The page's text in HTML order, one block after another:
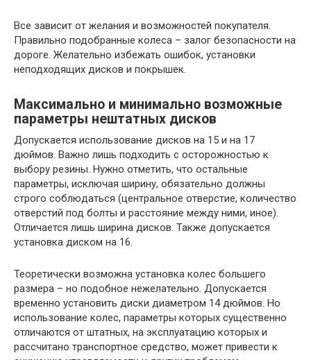
Все зависит от желания и возможностей покупателя.
Правильно подобранные колеса – залог безопасности на
дороге. Желательно избежать ошибок, установки
неподходящих дисков и покрышек.
Максимально и минимально возможные
параметры нештатных дисков
Допускается использование дисков на 15 и на 17
дюймов. Важно лишь подходить с осторожностью к
выбору резины. Нужно отметить, что остальные
параметры, исключая ширину, обязательно должны
строго соблюдаться (центральное отверстие, количество
отверстий под болты и расстояние между ними, иное).
Отличается лишь ширина дисков. Также допускается
установка диском на 16.
Теоретически возможна установка колес большего
размера – но подобное нежелательно. Допускается
временно установить диски диаметром 14 дюймов. Но
использование колес, параметры которых существенно
отличаются от штатных, на эксплуатацию которых и
рассчитано транспортное средство, может привести к